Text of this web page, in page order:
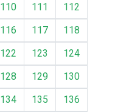
110 111
112
116 117
118
122 123
124
128 129
130
134 135
136